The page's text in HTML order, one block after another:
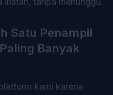
Satu Penampil
Banyak
kami karena